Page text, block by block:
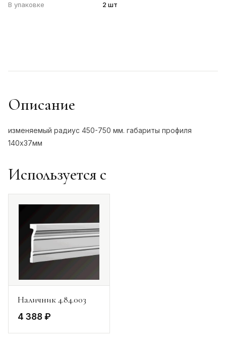
В упаковке 2 шт
Описание
изменяемый радиус 450-750 мм. габариты профиля
140х37мм
Используется с
Наличник 4.84.003
4 388 ₽